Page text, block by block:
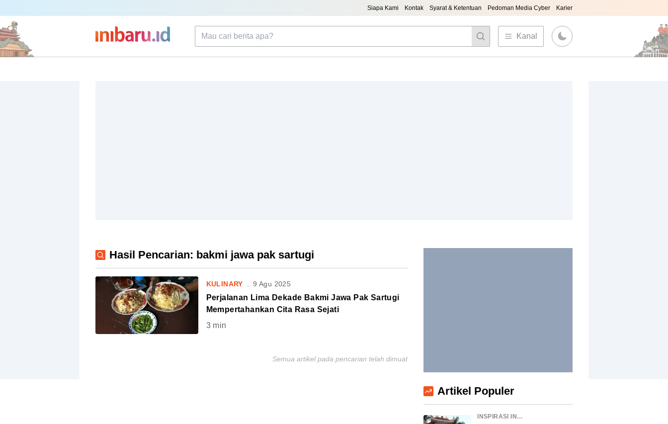
Siapa Kami Kontak Syarat & Ketentuan Pedoman Media Cyber Karier
Kanal
Hasil Pencarian: bakmi jawa pak sartugi
KULINARY 9 Agu 2025
Perjalanan Lima Dekade Bakmi Jawa Pak Sartugi
Mempertahankan Cita Rasa Sejati
3min
Semua artikel pada pencarian telah dimuat
Artikel Populer
INSPIRASI INDONESIA